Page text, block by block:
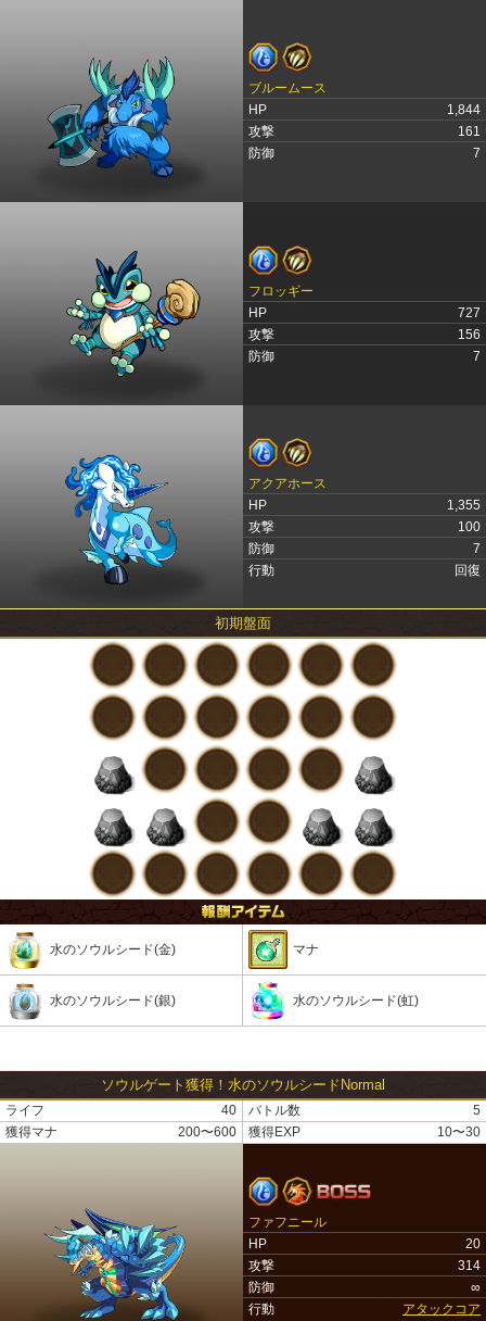
ブルームース
HP
1,844
攻撃
161
防御
7
フロッギー
HP
727
攻撃
156
防御
7
アクアホース
HP
1,355
攻撃
100
防御
7
行動
回復
初期盤面
水のソウルシード(金) マナ
水のソウルシード(銀) 水のソウルシード(虹)
ソウルゲート獲得！水のソウルシードNormal
ライフ 40 バトル数
5
獲得マナ
200〜600 獲得EXP 10〜30
ファフニール
HP
20
攻撃
314
防御
∞
行動
アタックコア